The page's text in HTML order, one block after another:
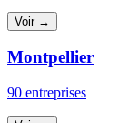
Voir →
Montpellier
90 entreprises